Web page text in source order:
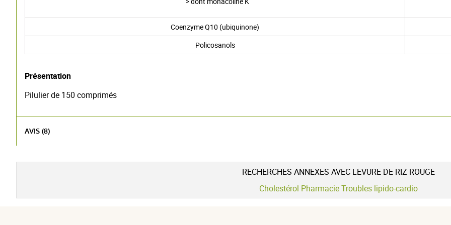
Coenzyme Q10 (ubiquinone)
Policosanols
Présentation
Pilulier de 150 comprimés
AVIS (8)
RECHERCHES ANNEXES AVEC LEVURE DE RIZ ROUGE
Cholestérol Pharmacie Troubles lipido-cardio